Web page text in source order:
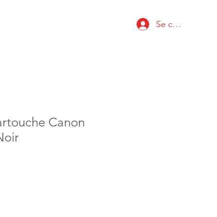
Se connecter
Canon